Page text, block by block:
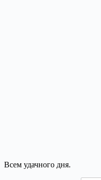
Всем удачного дня.